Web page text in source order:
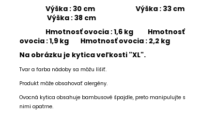
Výška : 30 cm Výška : 33 cm
Výška : 38 cm
Hmotnosť ovocia : 1,6 kg Hmotnosť
ovocia : 1,9 kg Hmotnosť ovocia : 2,2 kg
Na obrázku je kytica veľkosti "XL".
Tvar a farba nádoby sa môžu líšiť.
Produkt môže obsahovať alergény.
Ovocná kytica obsahuje bambusové špajdle, preto manipulujte s
nimi opatrne.